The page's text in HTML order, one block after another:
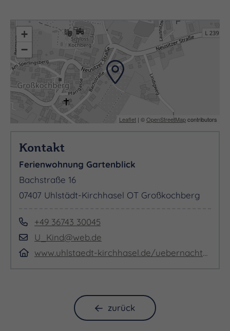
+
−
Leaflet | ©OpenStreetMapcontributors
Kontakt
Ferienwohnung Gartenblick
Bachstraße 16
07407 Uhlstädt-Kirchhasel OT Großkochberg
+49 36743 30045
U_Kind@web.de
www.uhlstaedt-kirchhasel.de/uebernachtungen
zurück